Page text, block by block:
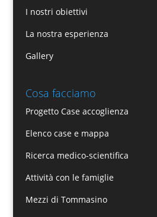
I nostri obiettivi
La nostra esperienza
Gallery
Cosa facciamo
Progetto Case accoglienza
Elenco case e mappa
Ricerca medico-scientifica
Attività con le famiglie
Mezzi di Tommasino